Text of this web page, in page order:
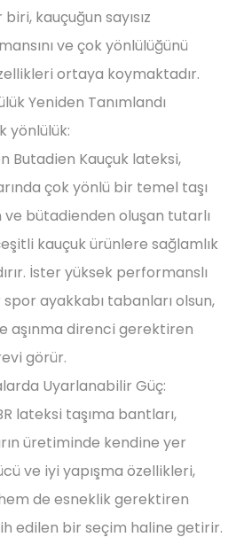
kauçuğun sayısız
ve çok yönlülüğünü
ortaya koymaktadır.
Yeniden Tanımlandı
yönlülük:
Butadien Kauçuk lateksi,
çok yönlü bir temel taşı
bütadienden oluşan tutarlı
kauçuk ürünlere sağlamlık
İster yüksek performanslı
ayakkabı tabanları olsun,
aşınma direnci gerektiren
görür.
Uyarlanabilir Güç:
lateksi taşıma bantları,
üretiminde kendine yer
ve iyi yapışma özellikleri,
hem de esneklik gerektiren
edilen bir seçim haline getirir.